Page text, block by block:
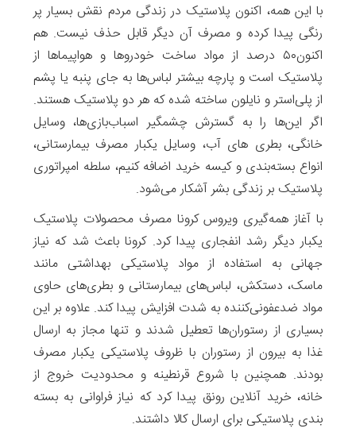
با این همه، اکنون پلاستیک در زندگی مردم نقش بسیار پر
رنگی پیدا کرده و مصرف آن دیگر قابل حذف نیست. هم
اکنون۵۰ درصد از مواد ساخت خودروها و هواپیماها از
پلاستیک است و پارچه بیشتر لباس‌ها به جای پنبه یا پشم
از پلی‌استر و نایلون ساخته شده که هر دو پلاستیک هستند.
اگر این‌ها را به گسترش چشمگیر اسباب‌بازی‌ها، وسایل
خانگی، بطری های آب، وسایل یکبار مصرف بیمارستانی،
انواع بسته‌بندی‌ و کیسه خرید اضافه کنیم، سلطه امپراتوری
پلاستیک بر زندگی بشر آشکار می‌شود.
با آغاز همه‌گیری ویروس کرونا مصرف محصولات پلاستیک
یکبار دیگر رشد انفجاری پیدا کرد. کرونا باعث شد که نیاز
جهانی به استفاده از مواد پلاستیکی بهداشتی مانند
ماسک‌، دستکش‌، لباس‌های بیمارستانی و بطری‌های حاوی
مواد ضدعفونی‌کننده به شدت افزایش پیدا کند. علاوه بر این‌
بسیاری از رستوران‌ها تعطیل شدند و تنها مجاز به ارسال
غذا به بیرون از رستوران با ظروف پلاستیکی یکبار مصرف
بودند. همچنین با شروع قرنطینه و محدودیت خروج از
خانه، خرید‌ آنلاین رونق پیدا کرد که نیاز فراوانی به بسته
بندی پلاستیکی برای ارسال کالا داشتند.